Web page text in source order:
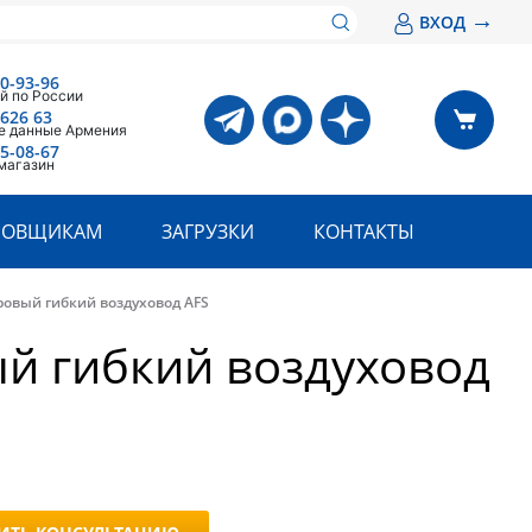
ВХОД →
93-96
по России
08-67
63
данные Армения
ЗАГРУЗКИ КОНТАКТЫ
гибкий воздуховод AFS
гибкий воздуховод